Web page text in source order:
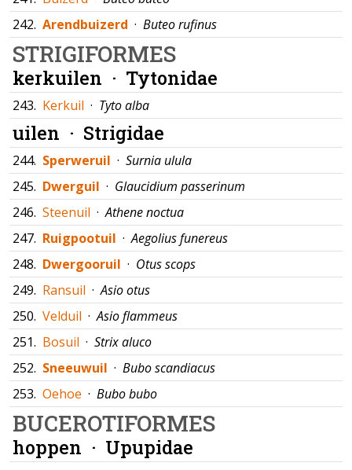
242. Arendbuizerd · Buteo rufinus
STRIGIFORMES
kerkuilen · Tytonidae
243. Kerkuil · Tyto alba
uilen · Strigidae
244. Sperweruil · Surnia ulula
245. Dwerguil · Glaucidium passerinum
246. Steenuil ·Athene noctua
247. Ruigpootuil ·Aegolius funereus
248. Dwergooruil · Otus scops
249. Ransuil ·Asio otus
250. Velduil ·Asio flammeus
251. Bosuil · Strix aluco
252. Sneeuwuil · Bubo scandiacus
253. Oehoe · Bubo bubo
BUCEROTIFORMES
hoppen · Upupidae